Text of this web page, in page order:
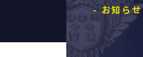
- お知らせ